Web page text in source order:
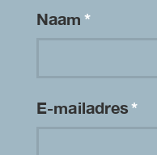
Naam*
E-mailadres*